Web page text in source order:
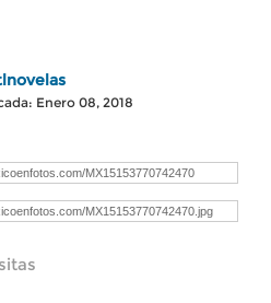
Enero 08, 2018